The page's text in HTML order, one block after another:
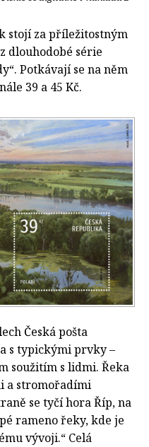
stojí za příležitostným
dlouhodobé série
Potkávají se na něm
39 a 45 Kč.
Česká pošta
s typickými prvky –
soužitím s lidmi. Řeka
a stromořadími
se tyčí hora Říp, na
rameno řeky, kde je
vývoji.“ Celá